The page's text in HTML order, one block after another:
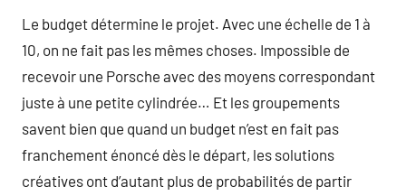
Le budget détermine le projet. Avec une échelle de 1 à
10, on ne fait pas les mêmes choses. Impossible de
recevoir une Porsche avec des moyens correspondant
juste à une petite cylindrée… Et les groupements
savent bien que quand un budget n’est en fait pas
franchement énoncé dès le départ, les solutions
créatives ont d’autant plus de probabilités de partir